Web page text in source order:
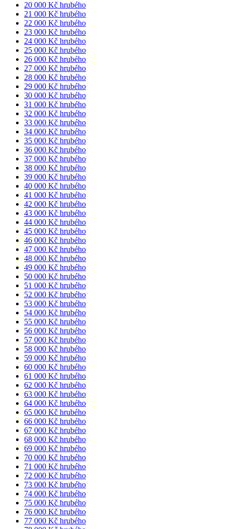
20 000 Kč hrubého
21 000 Kč hrubého
22 000 Kč hrubého
23 000 Kč hrubého
24 000 Kč hrubého
25 000 Kč hrubého
26 000 Kč hrubého
27 000 Kč hrubého
28 000 Kč hrubého
29 000 Kč hrubého
30 000 Kč hrubého
31 000 Kč hrubého
32 000 Kč hrubého
33 000 Kč hrubého
34 000 Kč hrubého
35 000 Kč hrubého
36 000 Kč hrubého
37 000 Kč hrubého
38 000 Kč hrubého
39 000 Kč hrubého
40 000 Kč hrubého
41 000 Kč hrubého
42 000 Kč hrubého
43 000 Kč hrubého
44 000 Kč hrubého
45 000 Kč hrubého
46 000 Kč hrubého
47 000 Kč hrubého
48 000 Kč hrubého
49 000 Kč hrubého
50 000 Kč hrubého
51 000 Kč hrubého
52 000 Kč hrubého
53 000 Kč hrubého
54 000 Kč hrubého
55 000 Kč hrubého
56 000 Kč hrubého
57 000 Kč hrubého
58 000 Kč hrubého
59 000 Kč hrubého
60 000 Kč hrubého
61 000 Kč hrubého
62 000 Kč hrubého
63 000 Kč hrubého
64 000 Kč hrubého
65 000 Kč hrubého
66 000 Kč hrubého
67 000 Kč hrubého
68 000 Kč hrubého
69 000 Kč hrubého
70 000 Kč hrubého
71 000 Kč hrubého
72 000 Kč hrubého
73 000 Kč hrubého
74 000 Kč hrubého
75 000 Kč hrubého
76 000 Kč hrubého
77 000 Kč hrubého